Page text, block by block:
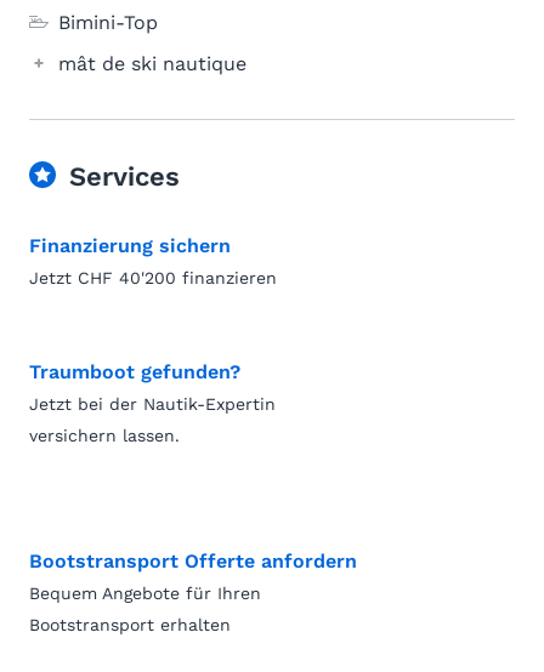
Bimini-Top
mât de ski nautique
Services
Finanzierung sichern
Jetzt CHF 40'200 finanzieren
Traumboot gefunden?
Jetzt bei der Nautik-Expertin
versichern lassen.
Bootstransport Offerte anfordern
Bequem Angebote für Ihren
Bootstransport erhalten